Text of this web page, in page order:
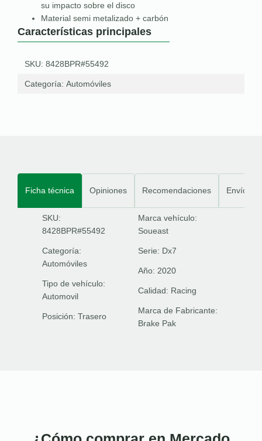
su impacto sobre el disco
Material semi metalizado + carbón
Características principales
SKU: 8428BPR#55492
Categoría: Automóviles
Ficha técnica Opiniones Recomendaciones Envíos
SKU:
8428BPR#55492
Categoría:
Automóviles
Tipo de vehículo:
Automovil
Posición: Trasero
Marca vehículo:
Soueast
Serie: Dx7
Año: 2020
Calidad: Racing
Marca de Fabricante:
Brake Pak